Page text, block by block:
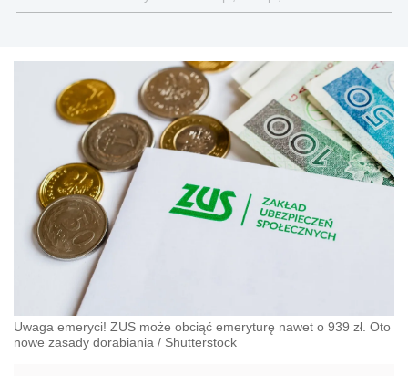
gazetaprawna.pl, forsal.pl
Uwaga emeryci! ZUS może obciąć emeryturę nawet o 939 zł. Oto
nowe zasady dorabiania / Shutterstock